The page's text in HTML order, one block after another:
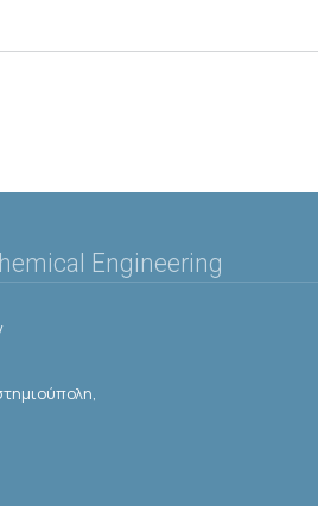
Engineering